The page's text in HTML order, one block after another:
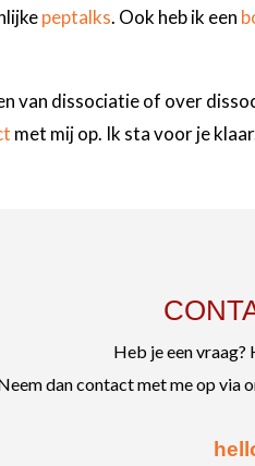
peptalks. Ook heb ik een
van dissociatie of over
met mij op. Ik sta voor je
Heb je een
dan contact met me op via